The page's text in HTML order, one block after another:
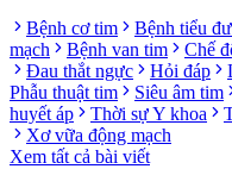
Bệnh cơ tim
Bệnh tiểu
mạch
Bệnh van tim Chế
Đau thắt ngực
Hỏi đáp
Phẫu thuật tim
Siêu âm tim
huyết áp
Thời sự Y khoa
Xơ vữa động mạch
Xem tất cả bài viết